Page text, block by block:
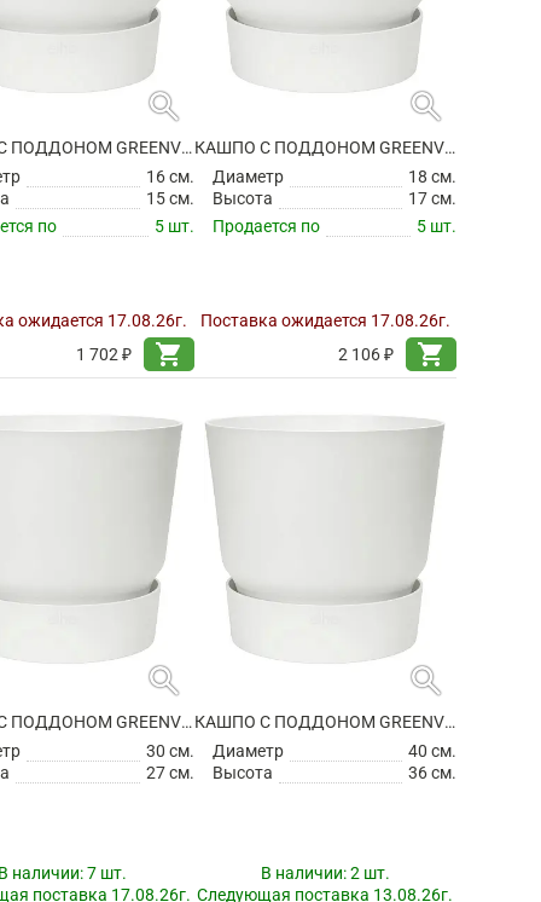
search
КАШПО С ПОДДОНОМ GREENVILLE ROUND WHITE
16 см.
15 см.
по
5 шт.
ожидается 17.08.26г.
1 702 ₽
shopping_cart
search
КАШПО С ПОДДОНОМ GREENVILLE ROUND WHITE
Диаметр
18 см.
Высота
17 см.
Продается по
5 шт.
Поставка ожидается 17.08.26г.
2 106 ₽
shopping_cart
search
КАШПО С ПОДДОНОМ GREENVILLE ROUND WHITE
30 см.
27 см.
наличии:7 шт.
поставка 17.08.26г.
search
КАШПО С ПОДДОНОМ GREENVILLE ROUND WHITE
Диаметр
40 см.
Высота
36 см.
В наличии:2 шт.
Следующая поставка 13.08.26г.